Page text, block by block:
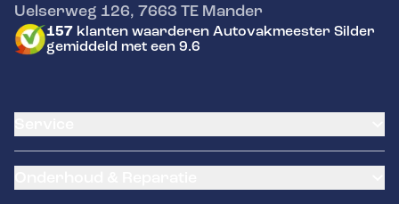
Uelserweg 126, 7663 TE Mander
157 klanten waarderen Autovakmeester Silder
gemiddeld met een 9.6